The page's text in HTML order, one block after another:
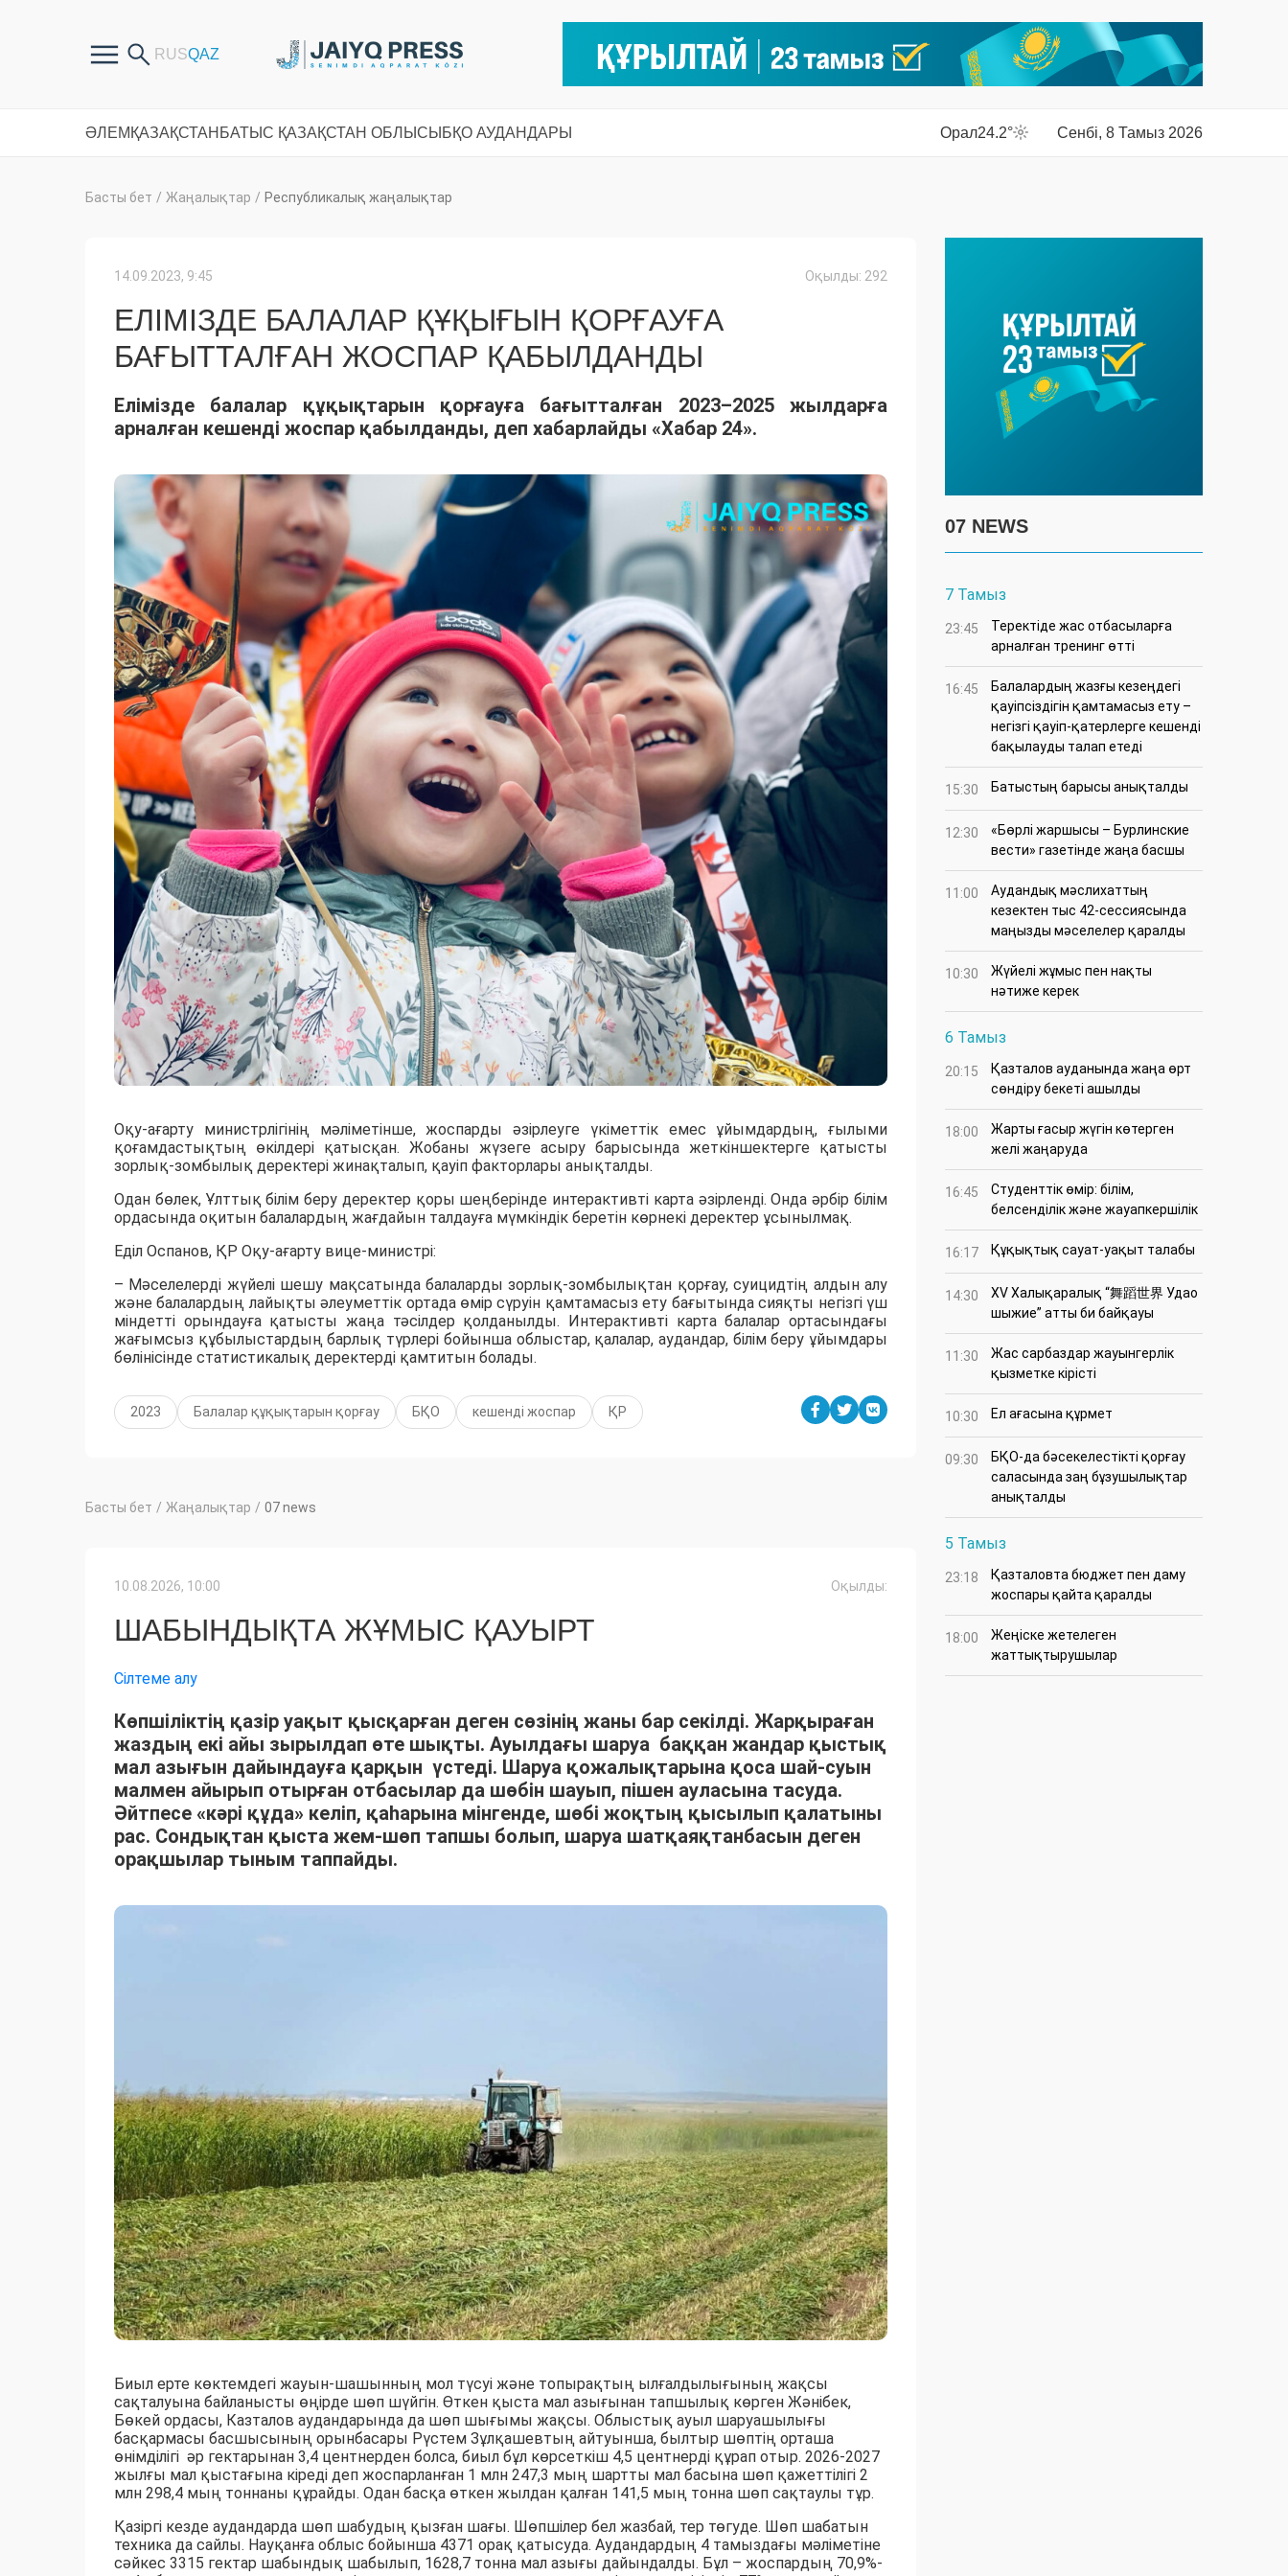
ӘЛЕМ ҚАЗАҚСТАН БАТЫС ҚАЗАҚСТАН ОБЛЫСЫ БҚО АУДАНДАРЫ Орал24.2° Сенбі, 8 Тамыз 2026
Басты бет / Жаңалықтар / Республикалық жаңалықтар
14.09.2023, 9:45 Оқылды: 292
ЕЛІМІЗДЕ БАЛАЛАР ҚҰҚЫҒЫН ҚОРҒАУҒА
БАҒЫТТАЛҒАН ЖОСПАР ҚАБЫЛДАНДЫ
Елімізде балалар құқықтарын қорғауға бағытталған 2023–2025 жылдарға
арналған кешенді жоспар қабылданды, деп хабарлайды «Хабар 24».
Оқу-ағарту министрлігінің мәліметінше, жоспарды әзірлеуге үкіметтік емес ұйымдардың, ғылыми
қоғамдастықтың өкілдері қатысқан. Жобаны жүзеге асыру барысында жеткіншектерге қатысты
зорлық-зомбылық деректері жинақталып, қауіп факторлары анықталды.
Одан бөлек, Ұлттық білім беру деректер қоры шеңберінде интерактивті карта әзірленді. Онда әрбір білім
ордасында оқитын балалардың жағдайын талдауға мүмкіндік беретін көрнекі деректер ұсынылмақ.
Еділ Оспанов, ҚР Оқу-ағарту вице-министрі:
– Мәселелерді жүйелі шешу мақсатында балаларды зорлық-зомбылықтан қорғау, суицидтің алдын алу
және балалардың лайықты әлеуметтік ортада өмір сүруін қамтамасыз ету бағытында сияқты негізгі үш
міндетті орындауға қатысты жаңа тәсілдер қолданылды. Интерактивті карта балалар ортасындағы
жағымсыз құбылыстардың барлық түрлері бойынша облыстар, қалалар, аудандар, білім беру ұйымдары
бөлінісінде статистикалық деректерді қамтитын болады.
2023 Балалар құқықтарын қорғау БҚО кешенді жоспар ҚР
Басты бет / Жаңалықтар / 07 news
10.08.2026, 10:00 Оқылды:
ШАБЫНДЫҚТА ЖҰМЫС ҚАУЫРТ
Сілтеме алу
Көпшіліктің қазір уақыт қысқарған деген сөзінің жаны бар секілді. Жарқыраған
жаздың екі айы зырылдап өте шықты. Ауылдағы шаруа баққан жандар қыстық
мал азығын дайындауға қарқын үстеді. Шаруа қожалықтарына қоса шай-суын
малмен айырып отырған отбасылар да шөбін шауып, пішен ауласына тасуда.
Әйтпесе «кәрі құда» келіп, қаһарына мінгенде, шөбі жоқтың қысылып қалатыны
рас. Сондықтан қыста жем-шөп тапшы болып, шаруа шатқаяқтанбасын деген
орақшылар тыным таппайды.
Биыл ерте көктемдегі жауын-шашынның мол түсуі және топырақтың ылғалдылығының жақсы
сақталуына байланысты өңірде шөп шүйгін. Өткен қыста мал азығынан тапшылық көрген Жәнібек,
Бөкей ордасы, Казталов аудандарында да шөп шығымы жақсы. Облыстық ауыл шаруашылығы
басқармасы басшысының орынбасары Рүстем Зұлқашевтың айтуынша, былтыр шөптің орташа
өнімділігі әр гектарынан 3,4 центнерден болса, биыл бұл көрсеткіш 4,5 центнерді құрап отыр. 2026-2027
жылғы мал қыстағына кіреді деп жоспарланған 1 млн 247,3 мың шартты мал басына шөп қажеттілігі 2
млн 298,4 мың тоннаны құрайды. Одан басқа өткен жылдан қалған 141,5 мың тонна шөп сақтаулы тұр.
Қазіргі кезде аудандарда шөп шабудың қызған шағы. Шөпшілер бел жазбай, тер төгуде. Шөп шабатын
техника да сайлы. Науқанға облыс бойынша 4371 орақ қатысуда. Аудандардың 4 тамыздағы мәліметіне
сәйкес 3315 гектар шабындық шабылып, 1628,7 тонна мал азығы дайындалды. Бұл – жоспардың 70,9%-
07 NEWS
7 Тамыз
23:45
​Теректіде жас отбасыларға
арналған тренинг өтті
16:45
Балалардың жазғы кезеңдегі
қауіпсіздігін қамтамасыз ету –
негізгі қауіп-қатерлерге кешенді
бақылауды талап етеді
15:30 Батыстың барысы анықталды
12:30
«Бөрлі жаршысы – Бурлинские
вести» газетінде жаңа басшы
11:00
Аудандық мәслихаттың
кезектен тыс 42-сессиясында
маңызды мәселелер қаралды
10:30
Жүйелі жұмыс пен нақты
нәтиже керек
6 Тамыз
20:15
Қазталов ауданында жаңа өрт
сөндіру бекеті ашылды
18:00
Жарты ғасыр жүгін көтерген
желі жаңаруда
16:45
Студенттік өмір: білім,
белсенділік және жауапкершілік
16:17 Құқықтық сауат-уақыт талабы
14:30
XV Халықаралық “舞蹈世界 Удао
шыжие” атты би байқауы
11:30
Жас сарбаздар жауынгерлік
қызметке кірісті
10:30 Ел ағасына құрмет
09:30
БҚО-да бәсекелестікті қорғау
саласында заң бұзушылықтар
анықталды
5 Тамыз
23:18
Қазталовта бюджет пен даму
жоспары қайта қаралды
18:00
Жеңіске жетелеген
жаттықтырушылар